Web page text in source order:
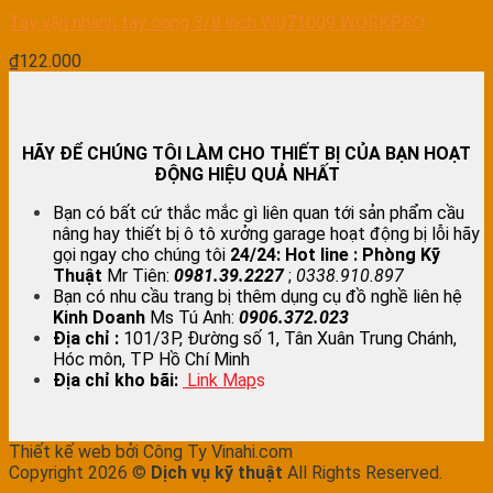
Tay vặn nhanh tay cong 3/8 inch W071009 WORKPRO
₫122.000
HÃY ĐỂ CHÚNG TÔI LÀM CHO THIẾT BỊ CỦA BẠN HOẠT
ĐỘNG HIỆU QUẢ NHẤT
Bạn có bất cứ thắc mắc gì liên quan tới sản phẩm cầu
nâng hay thiết bị ô tô xưởng garage hoạt động bị lỗi hãy
gọi ngay cho chúng tôi 24/24: Hot line : Phòng Kỹ
Thuật Mr Tiên: 0981.39.2227; 0338.910.897
Bạn có nhu cầu trang bị thêm dụng cụ đồ nghề liên hệ
Kinh Doanh Ms Tú Anh: 0906.372.023
Địa chỉ : 101/3P, Đường số 1, Tân Xuân Trung Chánh,
Hóc môn, TP Hồ Chí Minh
Địa chỉ kho bãi: Link Maps
Thiết kế web bởi Công Ty Vinahi.com
Copyright 2026 © Dịch vụ kỹ thuật All Rights Reserved.